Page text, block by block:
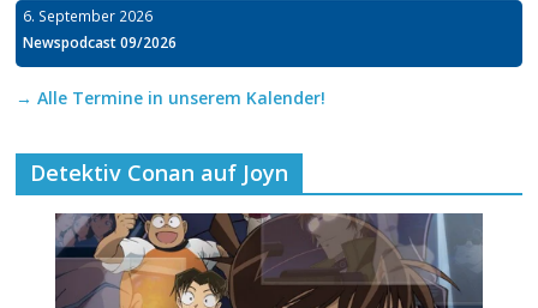
6. September 2026
Newspodcast 09/2026
→ Alle Termine in unserem Kalender!
Detektiv Conan auf Joyn